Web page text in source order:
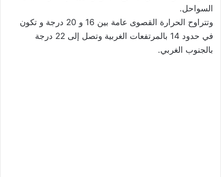
السواحل.
وتتراوح الحرارة القصوى عامة بين 16 و 20 درجة و تكون
في حدود 14 بالمرتفعات الغربية وتصل إلى 22 درجة
بالجنوب الغربي.